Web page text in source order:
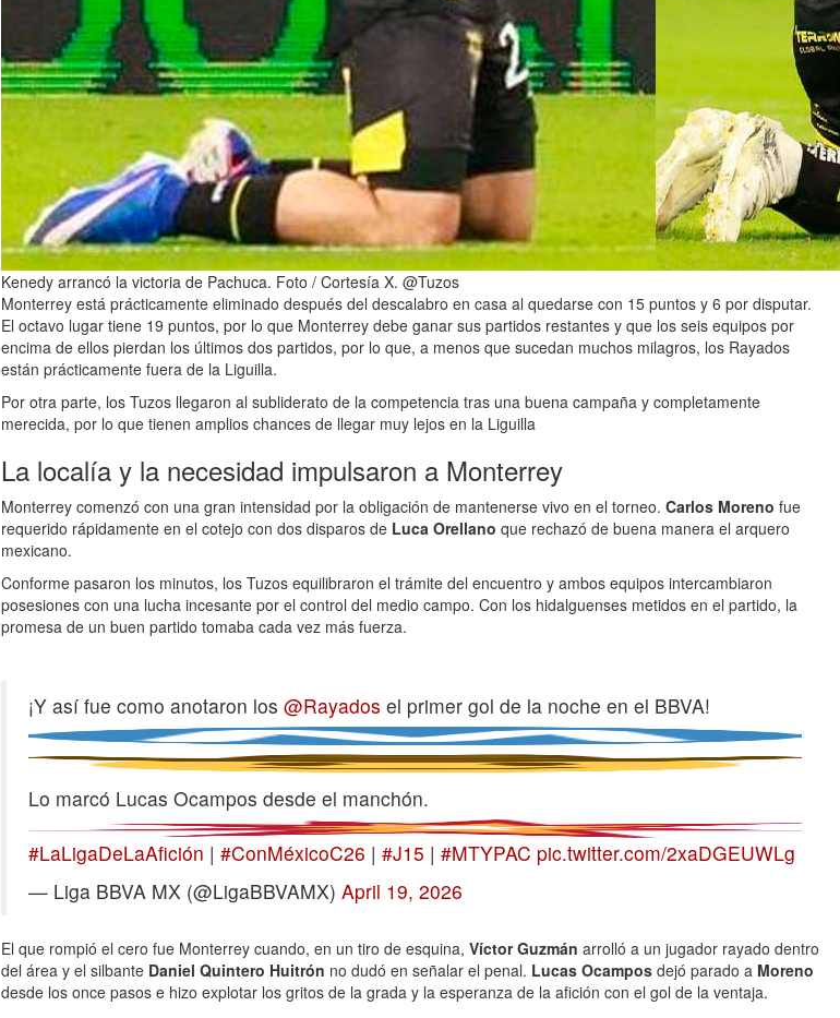
Kenedy arrancó la victoria de Pachuca. Foto / Cortesía X. @Tuzos
Monterrey está prácticamente eliminado después del descalabro en casa al quedarse con 15 puntos y 6 por disputar.
El octavo lugar tiene 19 puntos, por lo que Monterrey debe ganar sus partidos restantes y que los seis equipos por
encima de ellos pierdan los últimos dos partidos, por lo que, a menos que sucedan muchos milagros, los Rayados
están prácticamente fuera de la Liguilla.
Por otra parte, los Tuzos llegaron al subliderato de la competencia tras una buena campaña y completamente
merecida, por lo que tienen amplios chances de llegar muy lejos en la Liguilla
La localía y la necesidad impulsaron a Monterrey
Monterrey comenzó con una gran intensidad por la obligación de mantenerse vivo en el torneo. Carlos Moreno fue
requerido rápidamente en el cotejo con dos disparos de Luca Orellano que rechazó de buena manera el arquero
mexicano.
Conforme pasaron los minutos, los Tuzos equilibraron el trámite del encuentro y ambos equipos intercambiaron
posesiones con una lucha incesante por el control del medio campo. Con los hidalguenses metidos en el partido, la
promesa de un buen partido tomaba cada vez más fuerza.
¡Y así fue como anotaron los @Rayados el primer gol de la noche en el BBVA!
Lo marcó Lucas Ocampos desde el manchón.
#LaLigaDeLaAfición | #ConMéxicoC26 | #J15 | #MTYPAC pic.twitter.com/2xaDGEUWLg
— Liga BBVA MX (@LigaBBVAMX) April 19, 2026
El que rompió el cero fue Monterrey cuando, en un tiro de esquina, Víctor Guzmán arrolló a un jugador rayado dentro
del área y el silbante Daniel Quintero Huitrón no dudó en señalar el penal. Lucas Ocampos dejó parado a Moreno
desde los once pasos e hizo explotar los gritos de la grada y la esperanza de la afición con el gol de la ventaja.